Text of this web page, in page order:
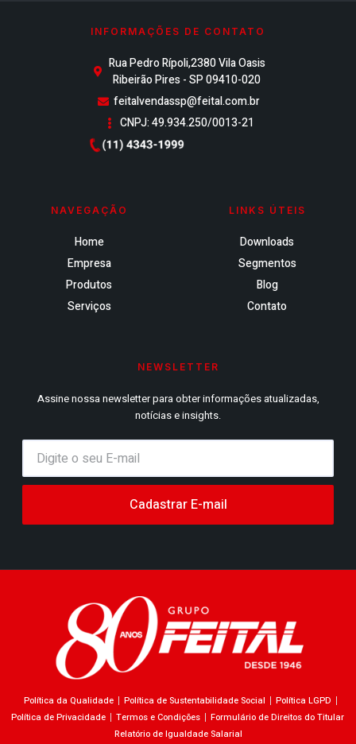
INFORMAÇÕES DE CONTATO
Rua Pedro Rípoli,2380 Vila Oasis
Ribeirão Pires - SP 09410-020
feitalvendassp@feital.com.br
CNPJ: 49.934.250/0013-21
NAVEGAÇÃO
Home
Empresa
Produtos
Serviços
LINKS ÚTEIS
Downloads
Segmentos
Blog
Contato
NEWSLETTER
Assine nossa newsletter para obter informações atualizadas,
notícias e insights.
Cadastrar E-mail
Política da Qualidade Política de Sustentabilidade Social
Política LGPD
Política de Privacidade
Termos e Condições
Formulário de Direitos do Titular
Relatório de Igualdade Salarial